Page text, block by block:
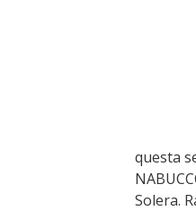
questa
Solera.